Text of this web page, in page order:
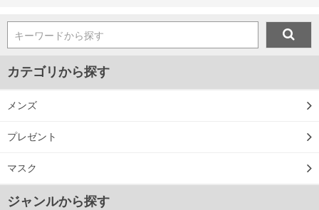
ンピュータ画面）によって、商品の色味が若干異なる場合がございます。予めご了承
ください。
舗からのお取り寄せ等により、お客様にご迷惑をお掛けしてしまう場合がございま
キーワードから探す
カテゴリから探す
メンズ
プレゼント
マスク
ジャンルから探す